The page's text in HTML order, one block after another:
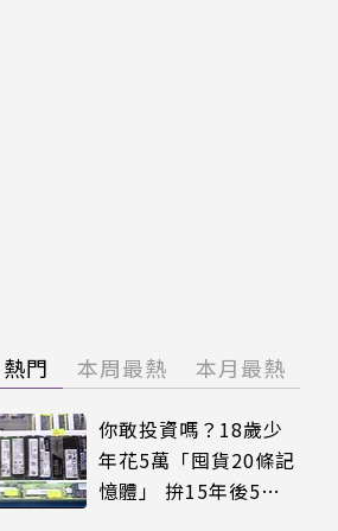
門 本周最熱 本月最熱
你敢投資嗎？18歲少
年花5萬「囤貨20條記
憶體」 拚15年後5倍